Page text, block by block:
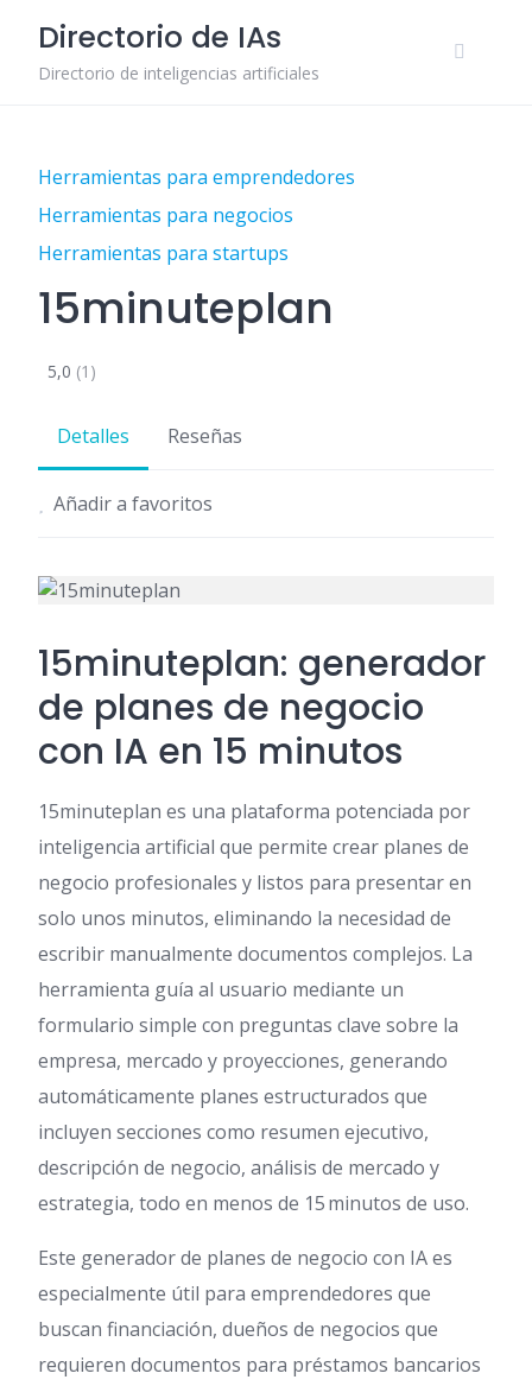
content
Directorio de IAs
Directorio de inteligencias artificiales
Herramientas para emprendedores
Herramientas para negocios
Herramientas para startups
15minuteplan
5,0 (1)
Detalles Reseñas
Añadir a favoritos
15minuteplan: generador
de planes de negocio
con IA en 15 minutos
15minuteplan es una plataforma potenciada por
inteligencia artificial que permite crear planes de
negocio profesionales y listos para presentar en
solo unos minutos, eliminando la necesidad de
escribir manualmente documentos complejos. La
herramienta guía al usuario mediante un
formulario simple con preguntas clave sobre la
empresa, mercado y proyecciones, generando
automáticamente planes estructurados que
incluyen secciones como resumen ejecutivo,
descripción de negocio, análisis de mercado y
estrategia, todo en menos de 15 minutos de uso.
Este generador de planes de negocio con IA es
especialmente útil para emprendedores que
buscan financiación, dueños de negocios que
requieren documentos para préstamos bancarios